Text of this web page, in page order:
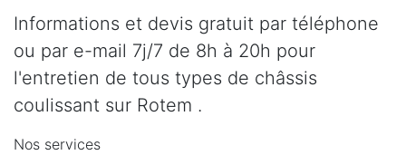
Informations et devis gratuit par téléphone
ou par e-mail 7j/7 de 8h à 20h pour
l'entretien de tous types de châssis
coulissant sur Rotem .
Nos services